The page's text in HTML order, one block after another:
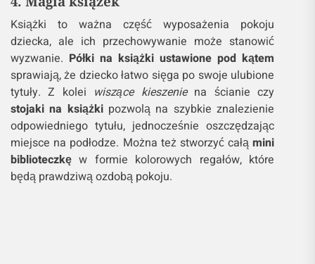
Książki to ważna część wyposażenia pokoju
dziecka, ale ich przechowywanie może stanowić
wyzwanie. Półki na książki ustawione pod kątem
sprawiają, że dziecko łatwo sięga po swoje ulubione
tytuły. Z kolei wiszące kieszeniena ścianie czy
stojaki na książkipozwolą na szybkie znalezienie
odpowiedniego tytułu, jednocześnie oszczędzając
miejsce na podłodze. Można też stworzyć całąmini
biblioteczkę w formie kolorowych regałów, które
będą prawdziwą ozdobą pokoju.